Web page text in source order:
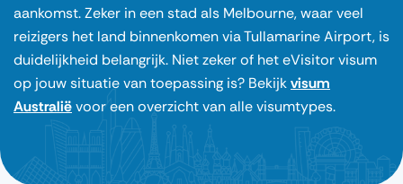
aankomst. Zeker in een stad als Melbourne, waar veel
reizigers het land binnenkomen via Tullamarine Airport, is
duidelijkheid belangrijk. Niet zeker of het eVisitor visum
op jouw situatie van toepassing is? Bekijkvisum
Australiëvoor een overzicht van alle visumtypes.